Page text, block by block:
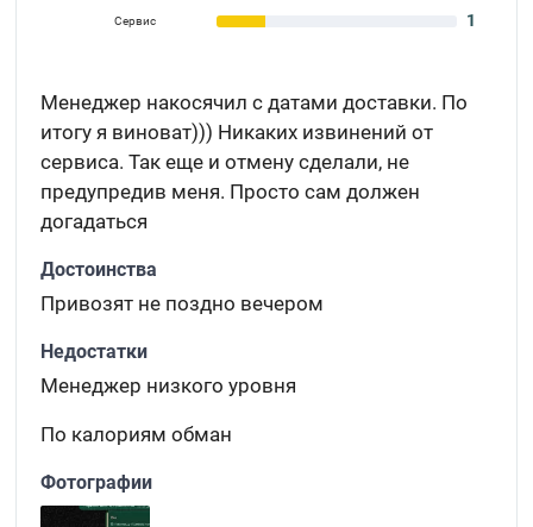
Сервис 1
Менеджер накосячил с датами доставки. По
итогу я виноват))) Никаких извинений от
сервиса. Так еще и отмену сделали, не
предупредив меня. Просто сам должен
догадаться
Достоинства
Привозят не поздно вечером
Недостатки
Менеджер низкого уровня
По калориям обман
Фотографии